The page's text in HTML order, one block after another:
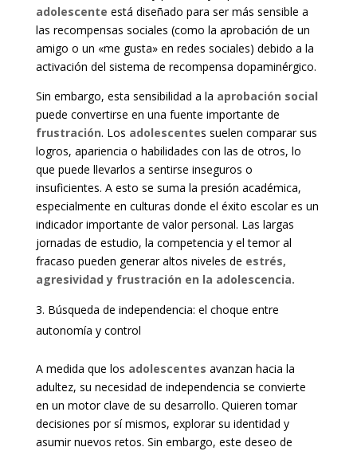
adolescente está diseñado para ser más sensible a
las recompensas sociales (como la aprobación de un
amigo o un «me gusta» en redes sociales) debido a la
activación del sistema de recompensa dopaminérgico.
Sin embargo, esta sensibilidad a la aprobación social
puede convertirse en una fuente importante de
frustración. Los adolescentes suelen comparar sus
logros, apariencia o habilidades con las de otros, lo
que puede llevarlos a sentirse inseguros o
insuficientes. A esto se suma la presión académica,
especialmente en culturas donde el éxito escolar es un
indicador importante de valor personal. Las largas
jornadas de estudio, la competencia y el temor al
fracaso pueden generar altos niveles de estrés,
agresividad y frustración en la adolescencia.
Búsqueda de independencia: el choque entre
autonomía y control
A medida que los adolescentes avanzan hacia la
adultez, su necesidad de independencia se convierte
en un motor clave de su desarrollo. Quieren tomar
decisiones por sí mismos, explorar su identidad y
asumir nuevos retos. Sin embargo, este deseo de